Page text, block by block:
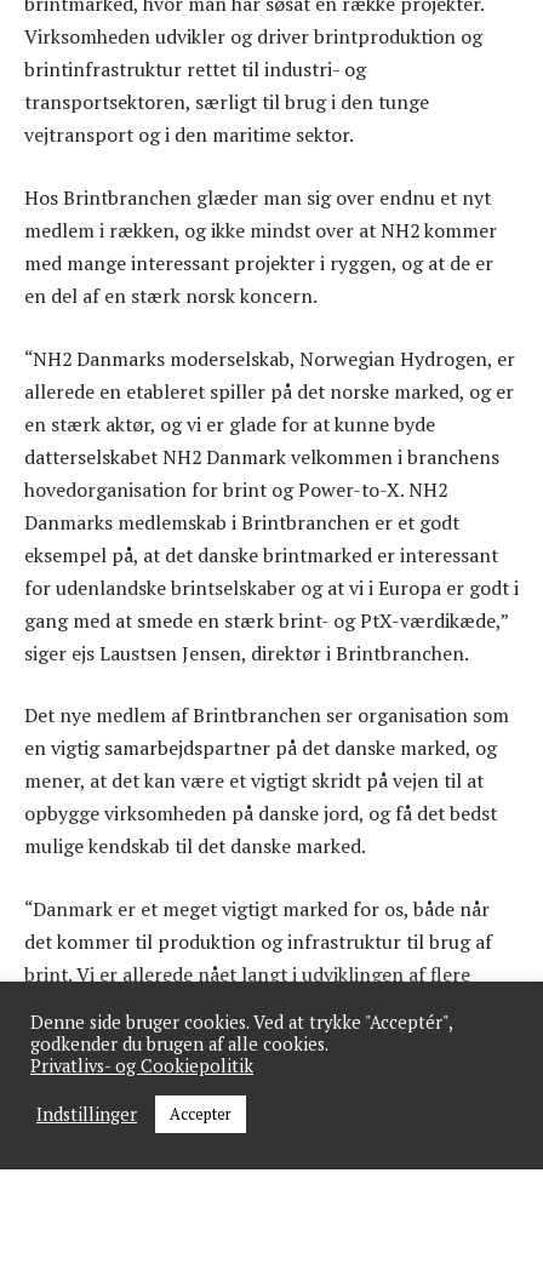
Virksomheden udvikler og driver brintproduktion og
brintinfrastruktur rettet til industri- og
transportsektoren, særligt til brug i den tunge
vejtransport og i den maritime sektor.
Hos Brintbranchen glæder man sig over endnu et nyt
medlem i rækken, og ikke mindst over at NH2 kommer
med mange interessant projekter i ryggen, og at de er
en del af en stærk norsk koncern.
“NH2 Danmarks moderselskab, Norwegian Hydrogen, er
allerede en etableret spiller på det norske marked, og er
en stærk aktør, og vi er glade for at kunne byde
datterselskabet NH2 Danmark velkommen i branchens
hovedorganisation for brint og Power-to-X. NH2
Danmarks medlemskab i Brintbranchen er et godt
eksempel på, at det danske brintmarked er interessant
for udenlandske brintselskaber og at vi i Europa er godt i
gang med at smede en stærk brint- og PtX-værdikæde,”
siger ejs Laustsen Jensen, direktør i Brintbranchen.
Det nye medlem af Brintbranchen ser organisation som
en vigtig samarbejdspartner på det danske marked, og
mener, at det kan være et vigtigt skridt på vejen til at
opbygge virksomheden på danske jord, og få det bedst
mulige kendskab til det danske marked.
“Danmark er et meget vigtigt marked for os, både når
det kommer til produktion og infrastruktur til brug af
brint. Vi er allerede nået langt i udviklingen af ​​flere
egen virksomhed i Danmark. Når vi gør det, var det en
selvfølge for os at søge medlemskab i Brintbranchen,”
siger Jens Berge, bestyrelsesformand in NH2 Danmark
Med en allerede markant profil på det norske marked, er
Denne side bruger cookies. Ved at trykke "Acceptér",
godkender du brugen af alle cookies.
Privatlivs- og Cookiepolitik
Indstillinger Accepter